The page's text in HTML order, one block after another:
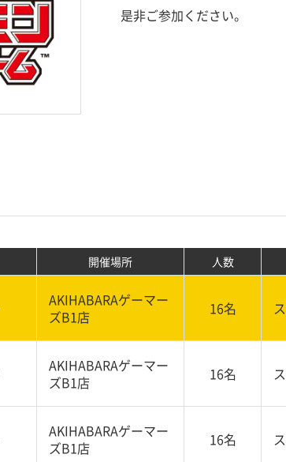
是非ご参加ください。
開催場所 人数
AKIHABARAゲーマー
ズB1店
16名
AKIHABARAゲーマー
ズB1店
16名
AKIHABARAゲーマー
ズB1店
16名